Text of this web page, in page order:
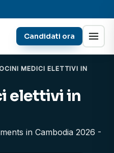
Candidati ora
MEDICI ELETTIVI IN
elettivi in
in Cambodia 2026 -